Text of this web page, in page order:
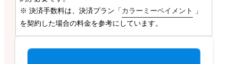
※ 決済手数料は、決済プラン「 カラーミーペイメント
」
を契約した場合の料金を参考にしています。